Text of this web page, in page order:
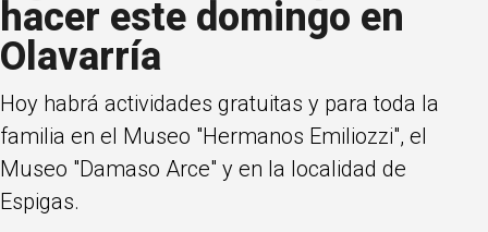
hacer este domingo en
Olavarría
Hoy habrá actividades gratuitas y para toda la
familia en el Museo "Hermanos Emiliozzi", el
Museo "Damaso Arce" y en la localidad de
Espigas.